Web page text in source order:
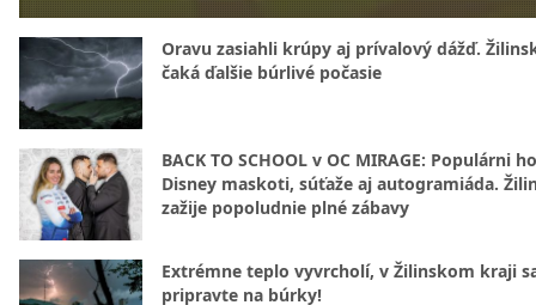
Oravu zasiahli krúpy aj prívalový dážď.
čaká ďalšie búrlivé počasie
BACK TO SCHOOL v OC MIRAGE: Populárni
Disney maskoti, súťaže aj autogramiáda.
zažije popoludnie plné zábavy
Extrémne teplo vyvrcholí, v Žilinskom kraji
pripravte na búrky!